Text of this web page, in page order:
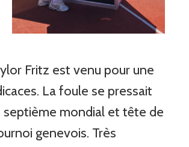
Fritz est venu pour une
La foule se pressait
septième mondial et tête de
genevois. Très